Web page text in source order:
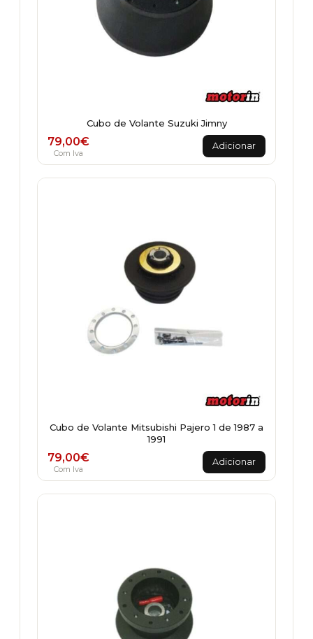
Cubo de Volante Suzuki Jimny
79,00€
Com Iva
Adicionar
Cubo de Volante Mitsubishi Pajero 1 de 1987 a
1991
79,00€
Com Iva
Adicionar